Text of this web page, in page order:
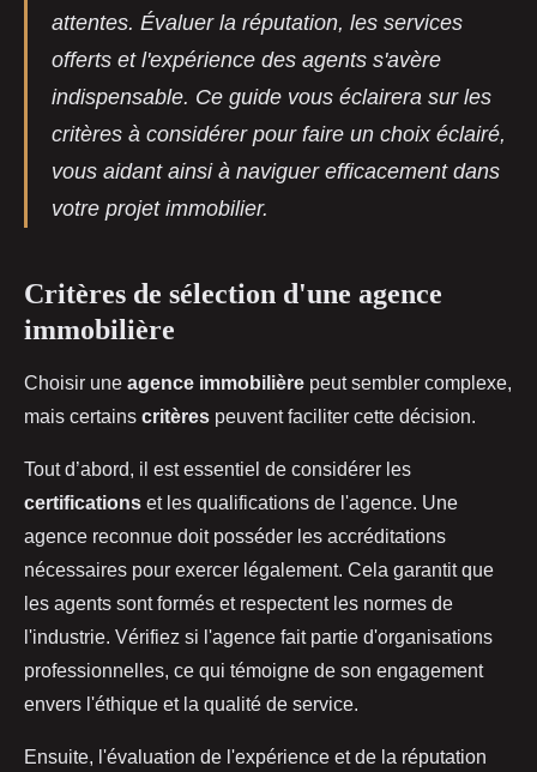
attentes. Évaluer la réputation, les services
offerts et l'expérience des agents s'avère
indispensable. Ce guide vous éclairera sur les
critères à considérer pour faire un choix éclairé,
vous aidant ainsi à naviguer efficacement dans
votre projet immobilier.
Critères de sélection d'une agence
immobilière
Choisir une agence immobilière peut sembler complexe,
mais certains critères peuvent faciliter cette décision.
Tout d’abord, il est essentiel de considérer les
certifications et les qualifications de l'agence. Une
agence reconnue doit posséder les accréditations
nécessaires pour exercer légalement. Cela garantit que
les agents sont formés et respectent les normes de
l'industrie. Vérifiez si l'agence fait partie d'organisations
professionnelles, ce qui témoigne de son engagement
envers l'éthique et la qualité de service.
Ensuite, l'évaluation de l'expérience et de la réputation